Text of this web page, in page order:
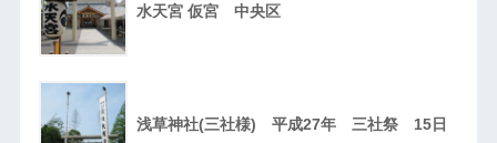
水天宮 仮宮 中央区
浅草神社(三社様) 平成27年 三社祭 15日